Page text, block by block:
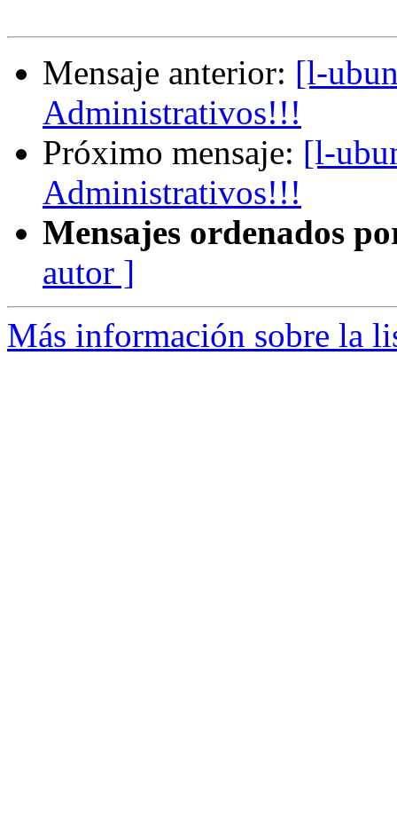
Mensaje anterior: [l-
Administrativos!!!
Próximo mensaje: [l-
Administrativos!!!
Mensajes ordenados
autor ]
Más información sobre la